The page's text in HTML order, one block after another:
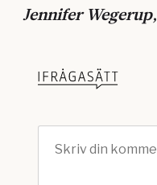
Jennifer Wegerup,